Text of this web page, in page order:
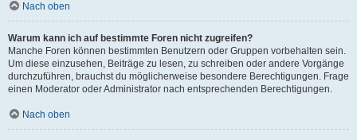
Nach oben
Warum kann ich auf bestimmte Foren nicht zugreifen?
Manche Foren können bestimmten Benutzern oder Gruppen vorbehalten sein.
Um diese einzusehen, Beiträge zu lesen, zu schreiben oder andere Vorgänge
durchzuführen, brauchst du möglicherweise besondere Berechtigungen. Frage
einen Moderator oder Administrator nach entsprechenden Berechtigungen.
Nach oben